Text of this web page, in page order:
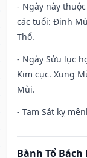
- Ngày này
các tuổi: Đinh
Thổ.
- Ngày Sửu lục
Kim cục. Xung
Mùi.
- Tam Sát kỵ
Bành Tổ